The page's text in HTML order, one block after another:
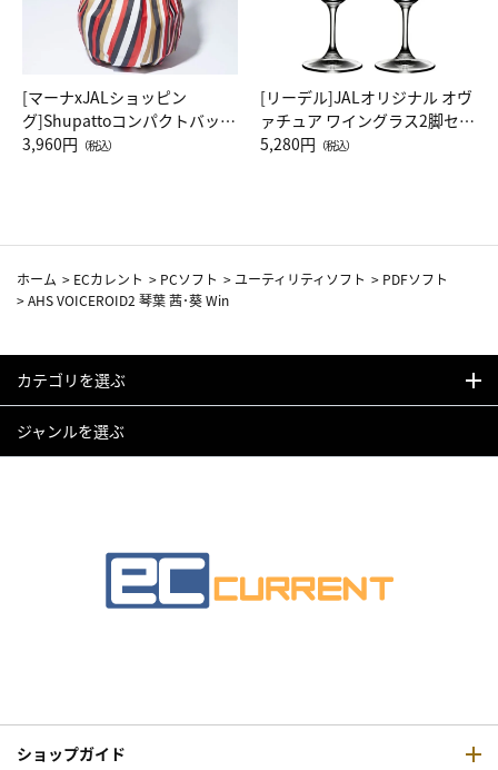
[マーナxJALショッピン
グ]Shupattoコンパクトバッグ
Drop JAL客室乗務員（LC）ス
3,960円 （税込）
[リーデル]JALオリジナル オヴ
ァチュア ワイングラス2脚セッ
ト（レッドワイン）
5,280円 （税込）
ホーム > ECカレント > PCソフト > ユーティリティソフト > PDFソフト
>AHS VOICEROID2 琴葉 茜･葵 Win
カテゴリを選ぶ
ジャンルを選ぶ
ショップガイド